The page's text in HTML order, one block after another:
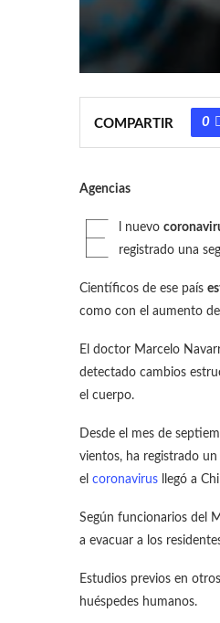
COMPARTIR 0
Agencias
E l nuevo
registrado una
Científicos de ese país
como con el aumento
El doctor Marcelo
detectado cambios
el cuerpo.
Desde el mes de
vientos, ha registrado
el coronavirus llegó a
Según funcionarios del
a evacuar a los
Estudios previos en
huéspedes humanos.